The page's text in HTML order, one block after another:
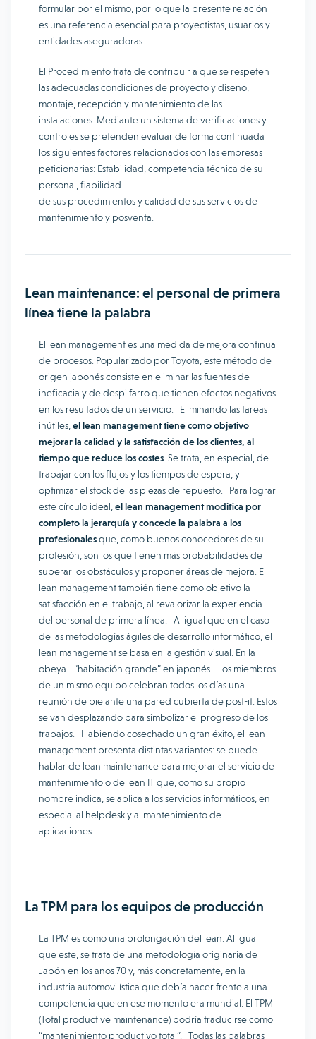
formular por el mismo, por lo que la presente relación
es una referencia esencial para proyectistas, usuarios y
entidades aseguradoras.
El Procedimiento trata de contribuir a que se respeten
las adecuadas condiciones de proyecto y diseño,
montaje, recepción y mantenimiento de las
instalaciones. Mediante un sistema de verificaciones y
controles se pretenden evaluar de forma continuada
los siguientes factores relacionados con las empresas
peticionarias: Estabilidad, competencia técnica de su
personal, fiabilidad
de sus procedimientos y calidad de sus servicios de
mantenimiento y posventa.
Lean maintenance: el personal de primera
línea tiene la palabra
El lean management es una medida de mejora continua
de procesos. Popularizado por Toyota, este método de
origen japonés consiste en eliminar las fuentes de
ineficacia y de despilfarro que tienen efectos negativos
en los resultados de un servicio. Eliminando las tareas
inútiles, el lean management tiene como objetivo
mejorar la calidad y la satisfacción de los clientes, al
tiempo que reduce los costes . Se trata, en especial, de
trabajar con los flujos y los tiempos de espera, y
optimizar el stock de las piezas de repuesto. Para lograr
este círculo ideal, el lean management modifica por
completo la jerarquía y concede la palabra a los
profesionalesque, como buenos conocedores de su
profesión, son los que tienen más probabilidades de
superar los obstáculos y proponer áreas de mejora. El
lean management también tiene como objetivo la
satisfacción en el trabajo, al revalorizar la experiencia
del personal de primera línea. Al igual que en el caso
de las metodologías ágiles de desarrollo informático, el
lean management se basa en la gestión visual. En la
obeya– “habitación grande” en japonés – los miembros
de un mismo equipo celebran todos los días una
reunión de pie ante una pared cubierta de post-it. Estos
se van desplazando para simbolizar el progreso de los
trabajos. Habiendo cosechado un gran éxito, el lean
management presenta distintas variantes: se puede
hablar de lean maintenance para mejorar el servicio de
mantenimiento o de lean IT que, como su propio
nombre indica, se aplica a los servicios informáticos, en
especial al helpdesk y al mantenimiento de
aplicaciones.
La TPM para los equipos de producción
La TPM es como una prolongación del lean. Al igual
que este, se trata de una metodología originaria de
Japón en los años 70 y, más concretamente, en la
industria automovilística que debía hacer frente a una
competencia que en ese momento era mundial. El TPM
(Total productive maintenance) podría traducirse como
“mantenimiento productivo total”. Todas las palabras